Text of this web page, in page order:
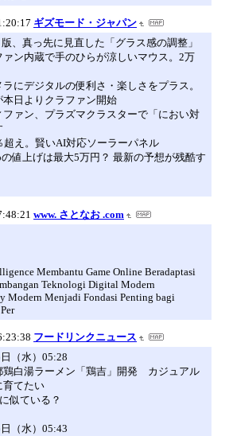
ギズモード・ジャパン
、真っ先に見直した「グラス感の調整」
ン内蔵で手のひらが涼しいマウス。2万
にデジタルの便利さ・楽しさをプラス。
本日よりクラファン開始
ファン、プラズマクラスターで「におい対
超え。賢いAI対応ソーラーパネル
の値上げは最大5万円？ 最新の予想が残酷す
www. さとなお .com
Membantu Game Online Beradaptasi
Teknologi Digital Modern
Modern Menjadi Fondasi Penting bagi
フードリンクニュース
（水）05:28
鶏白湯ラーメン「鶏吉」開発 カジュアル
育てたい
似ている？
（水）05:43